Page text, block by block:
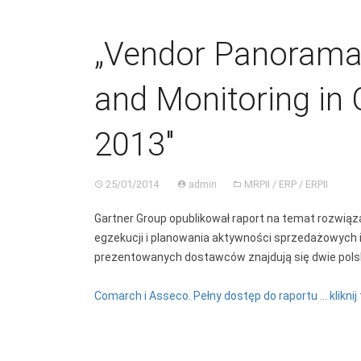
„Vendor
and Monitoring in
2013″
25/01/2014 admin MRPII / ERP / ERPII
Gartner Group opublikował raport na temat
egzekucji i planowania aktywności sprzedażowych
prezentowanych dostawców znajdują się dwie
Comarch i Asseco. Pełny dostęp do raportu … kliknij